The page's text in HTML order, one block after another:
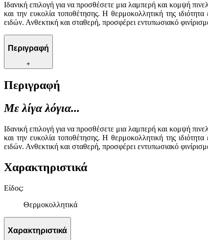
Ιδανική επιλογή για να προσθέσετε μια λαμπερή και κομψή
και την ευκολία τοποθέτησης. Η θερμοκολλητική της
ειδών. Ανθεκτική και σταθερή, προσφέρει εντυπωσιακό
Περιγραφή
+
Περιγραφή
Με λίγα λόγια...
Ιδανική επιλογή για να προσθέσετε μια λαμπερή και κομψή
και την ευκολία τοποθέτησης. Η θερμοκολλητική της
ειδών. Ανθεκτική και σταθερή, προσφέρει εντυπωσιακό
Χαρακτηριστικά
Είδος:
Θερμοκολλητικά
Χαρακτηριστικά